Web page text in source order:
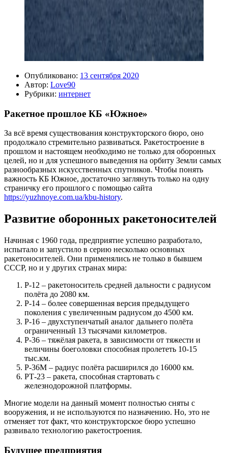
Опубликовано: 13 сентября 2020
Автор: Love90
Рубрики: интернет
Ракетное прошлое КБ «Южное»
За всё время существования конструкторского бюро, оно
продолжало стремительно развиваться. Ракетостроение в
прошлом и настоящем необходимо не только для оборонных
целей, но и для успешного выведения на орбиту Земли самых
разнообразных искусственных спутников. Чтобы понять
важность КБ Южное, достаточно заглянуть только на одну
страничку его прошлого с помощью сайта
https://yuzhnoye.com.ua/kbu-history.
Развитие оборонных ракетоносителей
Начиная с 1960 года, предприятие успешно разработало,
испытало и запустило в серию несколько основных
ракетоносителей. Они применялись не только в бывшем
СССР, но и у других странах мира:
Р-12 – ракетоноситель средней дальности с радиусом
полёта до 2080 км.
Р-14 – более совершенная версия предыдущего
поколения с увеличенным радиусом до 4500 км.
Р-16 – двухступенчатый аналог дальнего полёта
ограниченный 13 тысячами километров.
Р-36 – тяжёлая ракета, в зависимости от тяжести и
величины боеголовки способная пролететь 10-15
тыс.км.
Р-36М – радиус полёта расширился до 16000 км.
РТ-23 – ракета, способная стартовать с
железнодорожной платформы.
Многие модели на данный момент полностью сняты с
вооружения, и не используются по назначению. Но, это не
отменяет тот факт, что конструкторское бюро успешно
развивало технологию ракетостроения.
Будущее предприятия